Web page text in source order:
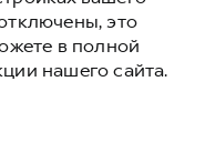
дилеру ООО
Горячей линии 8 (800)
на данном сайте
время без
это
в полной
нашего сайта.